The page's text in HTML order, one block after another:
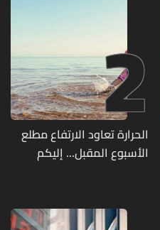
2
الحرارة تعاود الارتفاع مطلع
الأسبوع المقبل... إليكم